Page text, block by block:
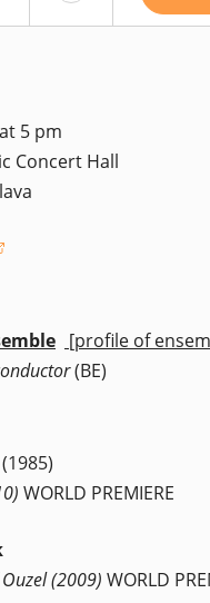
5 pm
Concert Hall
[profile of
(opens in a new
(BE)
(1985)
WORLD PREMIERE
(2009) WORLD